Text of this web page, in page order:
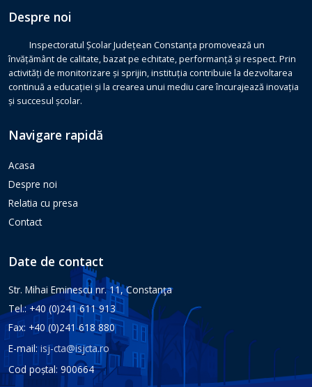
Despre noi
Inspectoratul Școlar Județean Constanța promovează un
învățământ de calitate, bazat pe echitate, performanță și respect. Prin
activități de monitorizare și sprijin, instituția contribuie la dezvoltarea
continuă a educației și la crearea unui mediu care încurajează inovația
și succesul școlar.
Navigare rapidă
Acasa
Despre noi
Relatia cu presa
Contact
Date de contact
Str. Mihai Eminescu nr. 11, Constanţa
Tel.: +40 (0)241 611 913
Fax: +40 (0)241 618 880
E-mail:isj-cta@isjcta.ro
Cod poștal: 900664